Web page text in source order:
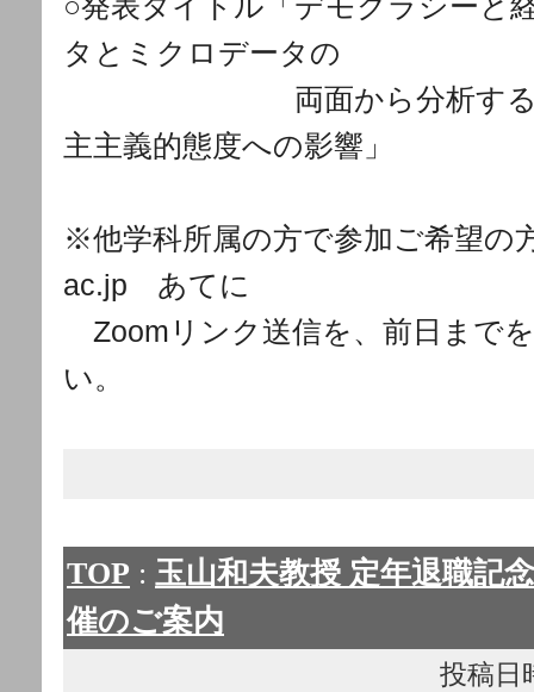
タとミクロデータの
両面から分析す
主主義的態度への影響」
※他学科所属の方で参加ご希望の
ac.jp あてに
Zoomリンク送信を、前日まで
い。
TOP : 玉山和夫教授 定年退職記
催のご案内
投稿日